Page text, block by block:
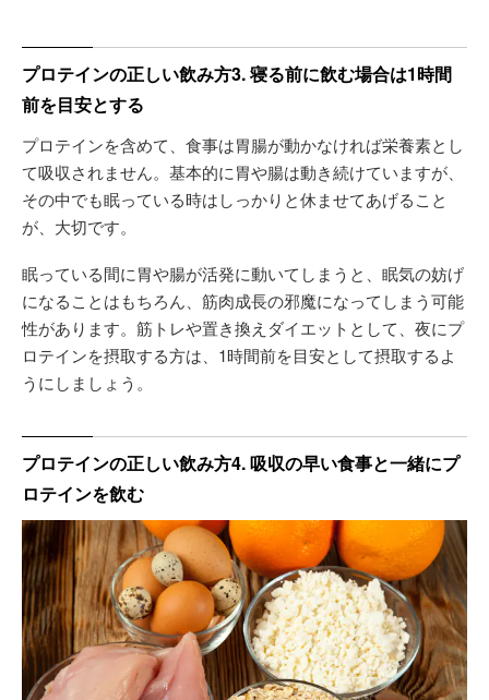
プロテインの正しい飲み方3. 寝る前に飲む場合は1時間
前を目安とする
プロテインを含めて、食事は胃腸が動かなければ栄養素とし
て吸収されません。基本的に胃や腸は動き続けていますが、
その中でも眠っている時はしっかりと休ませてあげること
が、大切です。
眠っている間に胃や腸が活発に動いてしまうと、眠気の妨げ
になることはもちろん、筋肉成長の邪魔になってしまう可能
性があります。筋トレや置き換えダイエットとして、夜にプ
ロテインを摂取する方は、1時間前を目安として摂取するよ
うにしましょう。
プロテインの正しい飲み方4. 吸収の早い食事と一緒にプ
ロテインを飲む